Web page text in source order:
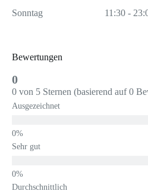
Sonntag
11:30 -
Bewertungen
0
0 von 5 Sternen (basierend auf 0
Ausgezeichnet
Sehr gut
Durchschnittlich